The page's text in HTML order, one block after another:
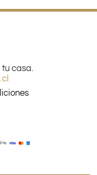
tu casa.